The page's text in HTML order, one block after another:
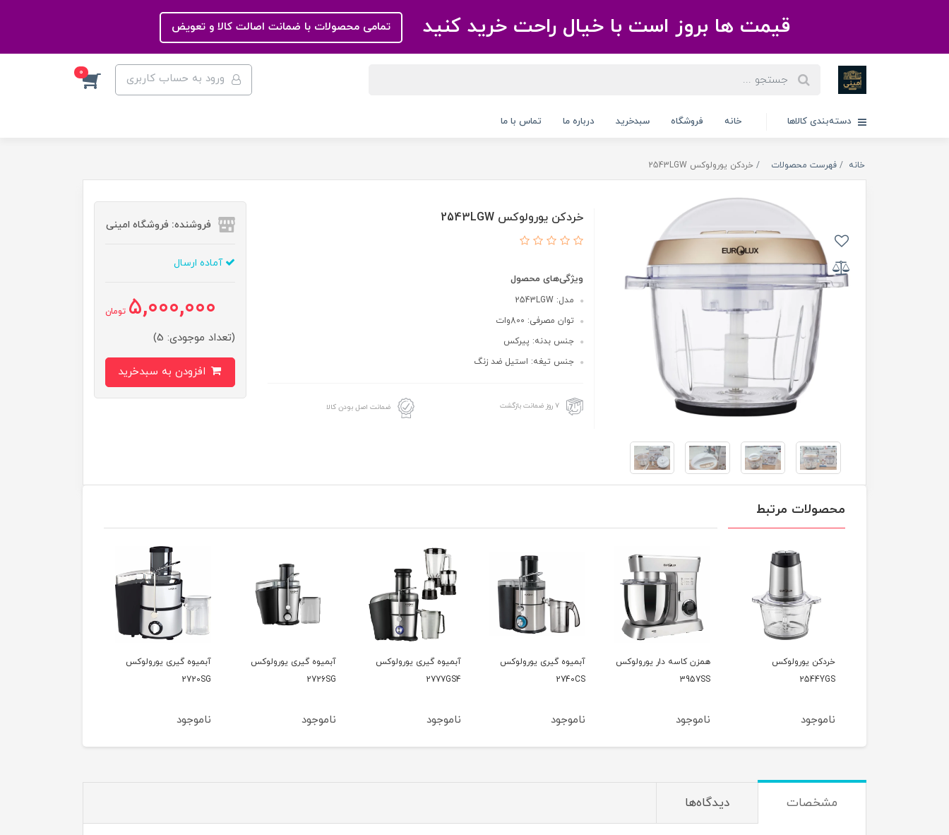
قیمت ها بروز است با خیال راحت خرید کنید تمامی محصولات با ضمانت اصالت کالا و تعویض
ورود به حساب کاربری 0
دسته‌بندی کالاها خانه فروشگاه سبدخرید درباره ما تماس با ما
خانه فهرست محصولات خردکن یورولوکس 2543LGW
خردکن یورولوکس 2543LGW
ویژگی‌های محصول
مدل: 2543LGW
توان مصرفی: 800وات
جنس بدنه: پیرکس
جنس تیغه: استیل ضد زنگ
۷ روز ضمانت بازگشت ضمانت اصل بودن کالا
فروشنده: فروشگاه امینی
آماده ارسال
5,000,000 تومان
(تعداد موجودی: 5)
محصولات مرتبط
همزن کاسه دار یورولوکس
3957SS
ناموجود
آبمیوه گیری یورولوکس
2740CS
ناموجود
آبمیوه گیری یورولوکس
2777GS4
ناموجود
آبمیوه گیری یورولوکس
2726SG
ناموجود
آبمیوه گیری یورولوکس
2720SG
ناموجود
آبمرکبات گیری برگامو
3405GCS
ناموجود
مشخصات دیدگاه‌ها